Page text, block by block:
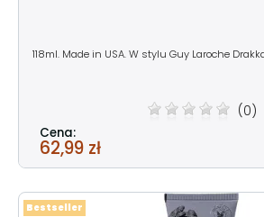
118ml. Made in USA. W stylu Guy Laroche
(0)
Cena:
62,99 zł
Bestseller